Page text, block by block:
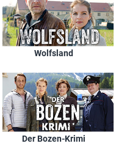
Wolfsland
Der Bozen-Krimi